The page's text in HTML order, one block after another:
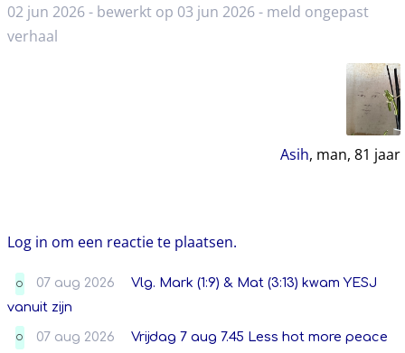
02 jun 2026 - bewerkt op 03 jun 2026 - meld ongepast
verhaal
Asih, man, 81 jaar
Log in om een reactie te plaatsen.
O 07 aug 2026
Vlg. Mark (1:9) & Mat (3:13) kwam YESJ
vanuit zijn
O 07 aug 2026
Vrijdag 7 aug 7.45 Less hot more peace